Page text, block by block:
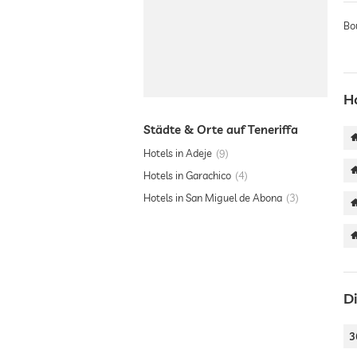
Städte & Orte auf Teneriffa
Hotels in Adeje 9
Hotels in Garachico 4
Hotels in San Miguel de Abona
3